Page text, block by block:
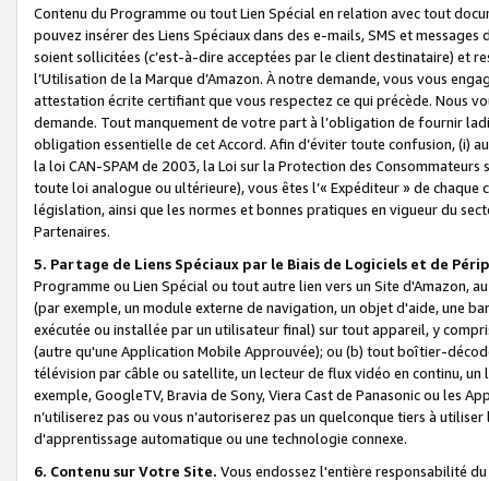
Contenu du Programme ou tout Lien Spécial en relation avec tout
pouvez insérer des Liens Spéciaux dans des e-mails, SMS et
soient sollicitées (c’est-à-dire acceptées par le client destinataire) et
l’Utilisation de la Marque d’Amazon. À notre demande, vous vous
attestation écrite certifiant que vous respectez ce qui précède. Nous
demande. Tout manquement de votre part à l’obligation de fournir
obligation essentielle de cet Accord. Afin d’éviter toute confusion, (i)
la loi CAN-SPAM de 2003, la Loi sur la Protection des
toute loi analogue ou ultérieure), vous êtes l’« Expéditeur » de
législation, ainsi que les normes et bonnes pratiques en vigueur du
Partenaires.
5. Partage de Liens Spéciaux par le Biais de Logiciels et de
Programme ou Lien Spécial ou tout autre lien vers un Site d'Amazon,
(par exemple, un module externe de navigation, un objet d'aide, une
exécutée ou installée par un utilisateur final) sur tout appareil, y
(autre qu'une Application Mobile Approuvée); ou (b) tout boîtier-
télévision par câble ou satellite, un lecteur de flux vidéo en continu,
exemple, GoogleTV, Bravia de Sony, Viera Cast de Panasonic ou les
n’utiliserez pas ou vous n’autoriserez pas un quelconque tiers à
d'apprentissage automatique ou une technologie connexe.
6. Contenu sur Votre Site. Vous endossez l'entière responsabilité